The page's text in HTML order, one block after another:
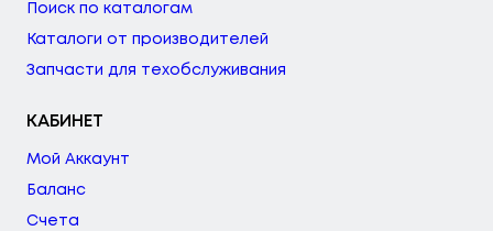
Поиск по каталогам
Каталоги от производителей
Запчасти для техобслуживания
КАБИНЕТ
Мой Аккаунт
Баланс
Счета